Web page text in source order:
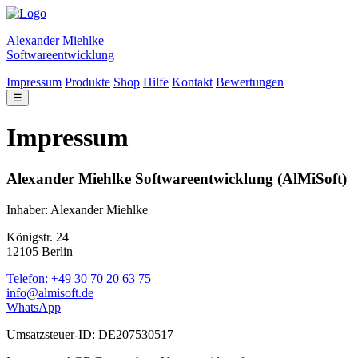
Alexander Miehlke
Softwareentwicklung
Impressum Produkte Shop Hilfe Kontakt Bewertungen
☰
Impressum
Alexander Miehlke Softwareentwicklung (AlMiSoft)
Inhaber: Alexander Miehlke
Königstr. 24
12105 Berlin
Telefon: +49 30 70 20 63 75
info@almisoft.de
WhatsApp
Umsatzsteuer-ID: DE207530517